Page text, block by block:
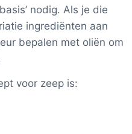
nodig. Als je die
ingrediënten aan
bepalen met oliën om
voor zeep is: